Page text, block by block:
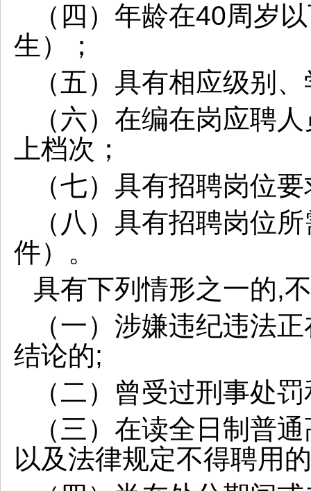
（四）年龄在40周岁
生）；
（五）具有相应级别
（六）在编在岗应聘
上档次；
（七）具有招聘岗位
（八）具有招聘岗位
件）。
具有下列情形之一的,
（一）涉嫌违纪违法
结论的;
（二）曾受过刑事处
（三）在读全日制普
以及法律规定不得聘用